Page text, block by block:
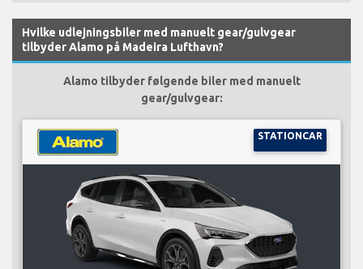
Hvilke udlejningsbiler med manuelt gear/gulvgear
tilbyder Alamo på Madeira Lufthavn?
Alamo tilbyder følgende biler med manuelt
gear/gulvgear:
STATIONCAR